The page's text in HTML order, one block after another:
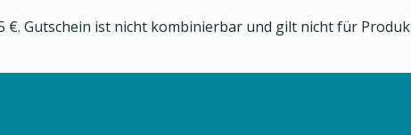
Gutschein ist nicht kombinierbar und gilt nicht für